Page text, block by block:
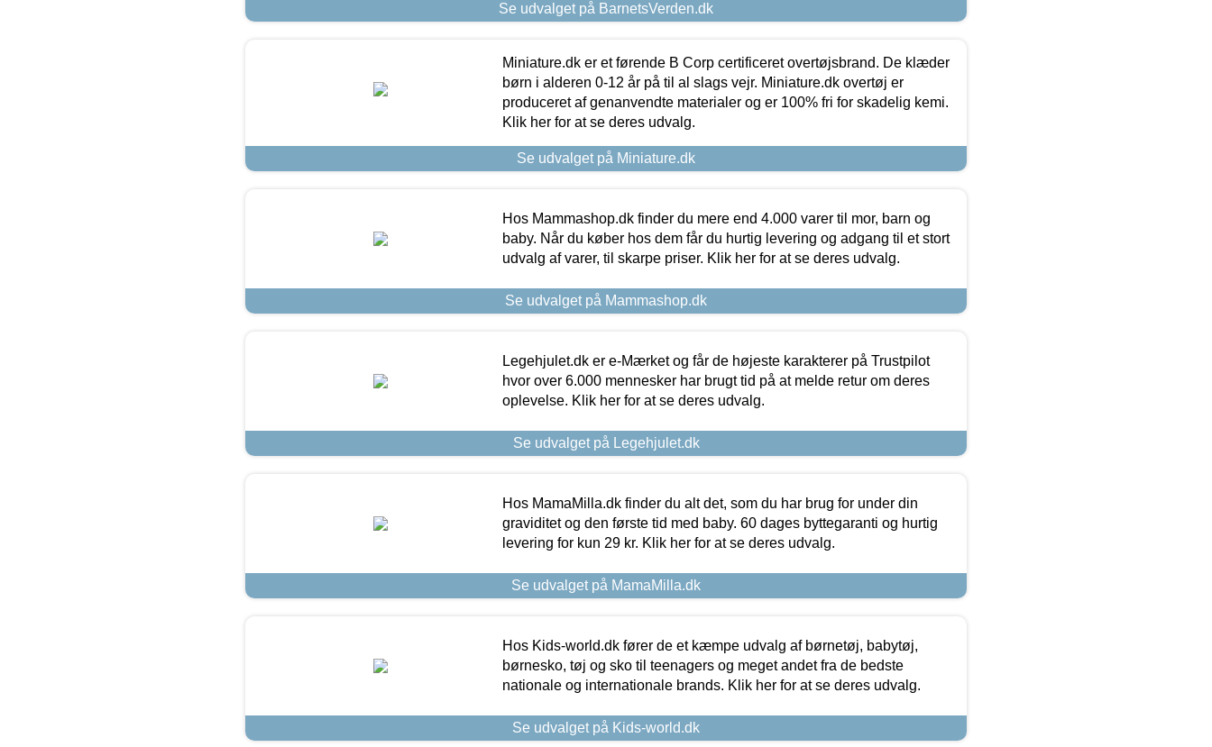
Se udvalget på BarnetsVerden.dk
Miniature.dk er et førende B Corp certificeret overtøjsbrand. De klæder
børn i alderen 0-12 år på til al slags vejr. Miniature.dk overtøj er
produceret af genanvendte materialer og er 100% fri for skadelig kemi.
Klik her for at se deres udvalg.
Se udvalget på Miniature.dk
Hos Mammashop.dk finder du mere end 4.000 varer til mor, barn og
baby. Når du køber hos dem får du hurtig levering og adgang til et stort
udvalg af varer, til skarpe priser. Klik her for at se deres udvalg.
Se udvalget på Mammashop.dk
Legehjulet.dk er e-Mærket og får de højeste karakterer på Trustpilot
hvor over 6.000 mennesker har brugt tid på at melde retur om deres
oplevelse. Klik her for at se deres udvalg.
Se udvalget på Legehjulet.dk
Hos MamaMilla.dk finder du alt det, som du har brug for under din
graviditet og den første tid med baby. 60 dages byttegaranti og hurtig
levering for kun 29 kr. Klik her for at se deres udvalg.
Se udvalget på MamaMilla.dk
Hos Kids-world.dk fører de et kæmpe udvalg af børnetøj, babytøj,
børnesko, tøj og sko til teenagers og meget andet fra de bedste
nationale og internationale brands. Klik her for at se deres udvalg.
Se udvalget på Kids-world.dk